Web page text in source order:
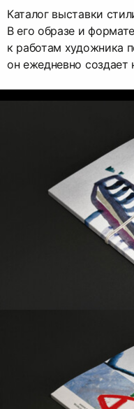
Каталог выставки
В его образе и
к работам художника
он ежедневно создает